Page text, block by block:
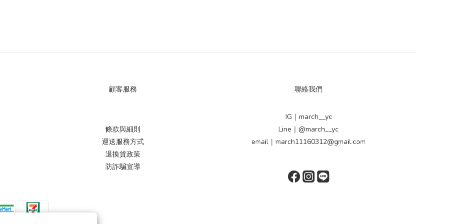
顧客服務
條款與細則
運送服務方式
退換貨政策
防詐騙宣導
聯絡我們
IG｜march__yc
Line｜@march__yc
email｜march11160312@gmail.com